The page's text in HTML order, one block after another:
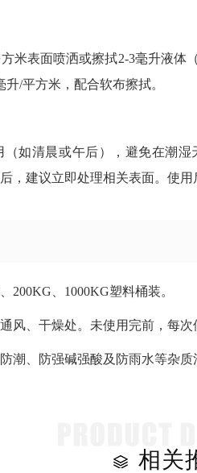
米表面喷洒或擦拭2-3毫升液
/平方米，配合软布擦拭。
如清晨或午后），避免在潮
，建议立即处理相关表面。使用
200KG、1000KG塑料桶装。
风、干燥处。未使用完前，每次
潮、防强碱强酸及防雨水等杂质
相关